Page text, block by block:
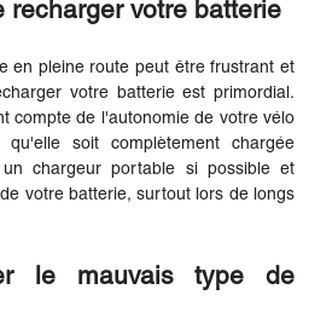
recharger votre batterie
en pleine route peut être frustrant et
votre batterie est primordial.
compte de l'autonomie de votre vélo
qu'elle soit complètement chargée
chargeur portable si possible et
votre batterie, surtout lors de longs
le mauvais type de